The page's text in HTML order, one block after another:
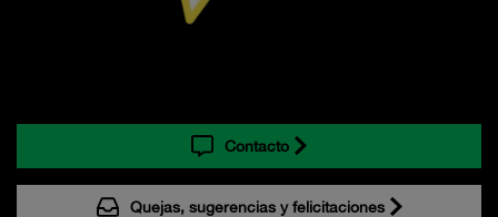
Contacto
Quejas, sugerencias y felicitaciones